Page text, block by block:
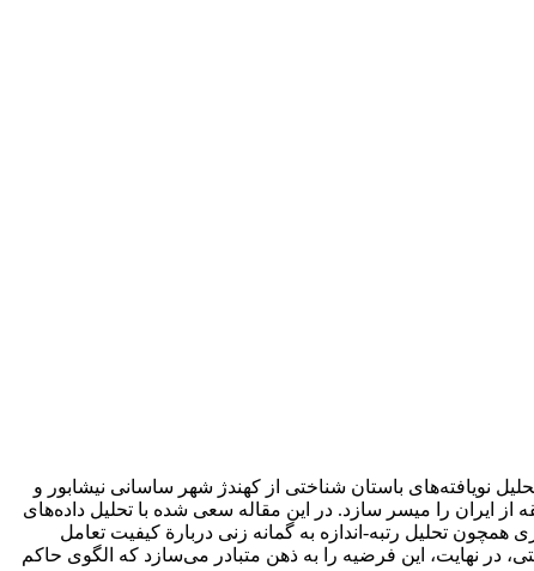
نویافته‌های باستان شناختی از کهندژ شهر ساسانی نیشابور و
ایران را میسر سازد. در این مقاله سعی شده با تحلیل داده‌های
تحلیل رتبه-اندازه به گمانه زنی دربارة کیفیت تعامل
در نهایت، این فرضیه را به ذهن متبادر می‌سازد که الگوی حاکم